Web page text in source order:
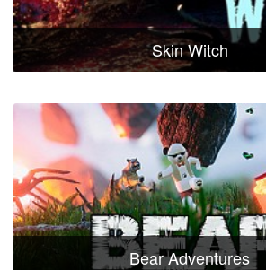
Skin Witch
Bear Adventures